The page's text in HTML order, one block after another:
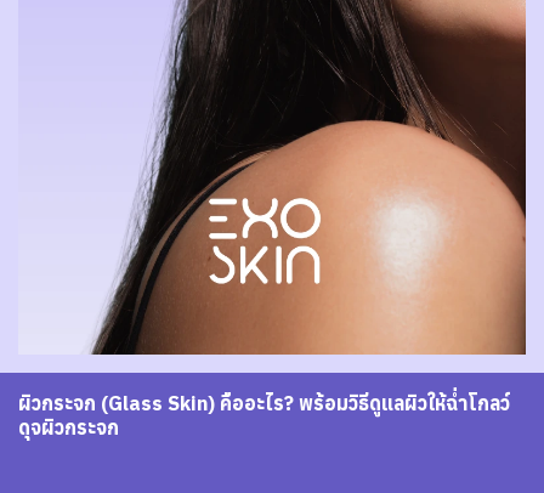
ผิวกระจก (Glass Skin) คืออะไร? พร้อมวิธีดูแลผิวให้ฉ่ำโกลว์
ดุจผิวกระจก